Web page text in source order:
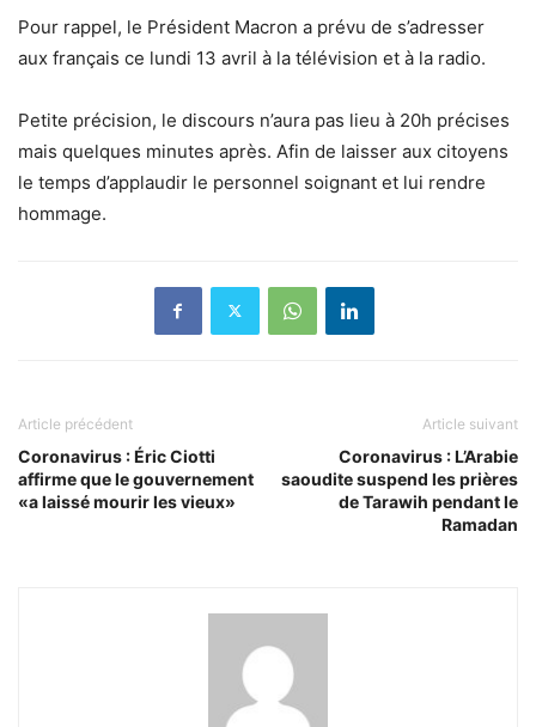
Pour rappel, le Président Macron a prévu de s’adresser
aux français ce lundi 13 avril à la télévision et à la radio.
Petite précision, le discours n’aura pas lieu à 20h précises
mais quelques minutes après. Afin de laisser aux citoyens
le temps d’applaudir le personnel soignant et lui rendre
hommage.
Article précédent
Coronavirus : Éric Ciotti
affirme que le gouvernement
«a laissé mourir les vieux»
Article suivant
Coronavirus : L’Arabie
saoudite suspend les prières
de Tarawih pendant le
Ramadan